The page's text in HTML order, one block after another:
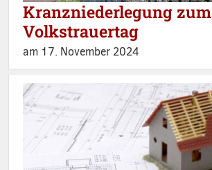
Kranzniederlegung zum
Volkstrauertag
am 17. November 2024